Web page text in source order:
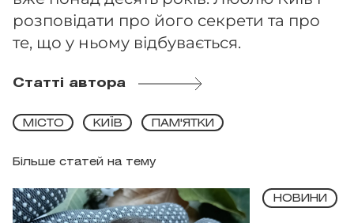
розповідати про його секрети та про
те, що у ньому відбувається.
Статті автора
Більше статей на тему
МІСТО КИЇВ ПАМ'ЯТКИ
НОВИНИ